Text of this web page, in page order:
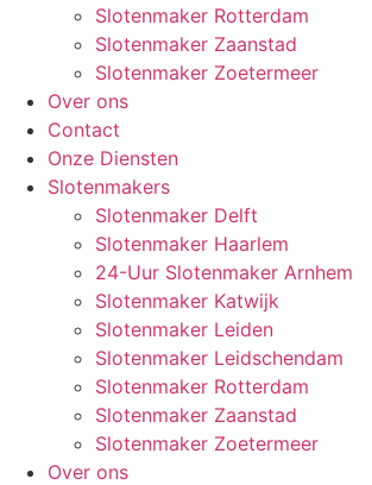
Slotenmaker Rotterdam
Slotenmaker Zaanstad
Slotenmaker Zoetermeer
Over ons
Contact
Onze Diensten
Slotenmakers
Slotenmaker Delft
Slotenmaker Haarlem
24-Uur Slotenmaker Arnhem
Slotenmaker Katwijk
Slotenmaker Leiden
Slotenmaker Leidschendam
Slotenmaker Rotterdam
Slotenmaker Zaanstad
Slotenmaker Zoetermeer
Over ons